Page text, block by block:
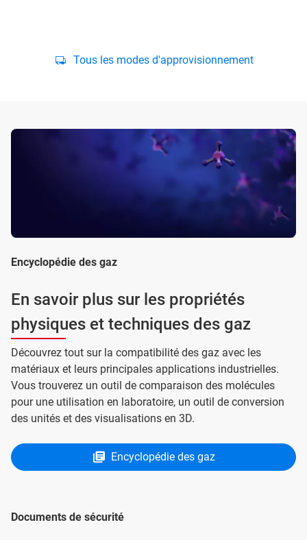
Tous les modes d'approvisionnement
Encyclopédie des gaz
En savoir plus sur les propriétés
physiques et techniques des gaz
Découvrez tout sur la compatibilité des gaz avec les
matériaux et leurs principales applications industrielles.
Vous trouverez un outil de comparaison des molécules
pour une utilisation en laboratoire, un outil de conversion
des unités et des visualisations en 3D.
Encyclopédie des gaz
Documents de sécurité